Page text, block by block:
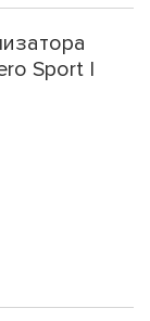
Sport I